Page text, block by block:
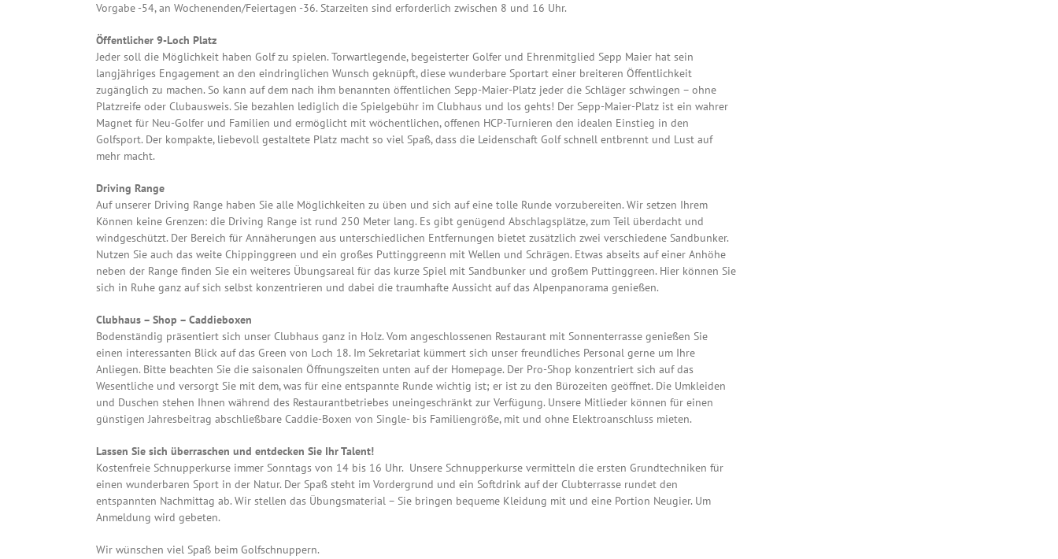
Vorgabe -54, an Wochenenden/Feiertagen -36. Starzeiten sind erforderlich zwischen 8 und 16 Uhr.
Öffentlicher 9-Loch Platz
Jeder soll die Möglichkeit haben Golf zu spielen. Torwartlegende, begeisterter Golfer und Ehrenmitglied Sepp Maier hat sein
langjähriges Engagement an den eindringlichen Wunsch geknüpft, diese wunderbare Sportart einer breiteren Öffentlichkeit
zugänglich zu machen. So kann auf dem nach ihm benannten öffentlichen Sepp-Maier-Platz jeder die Schläger schwingen – ohne
Platzreife oder Clubausweis. Sie bezahlen lediglich die Spielgebühr im Clubhaus und los gehts! Der Sepp-Maier-Platz ist ein wahrer
Magnet für Neu-Golfer und Familien und ermöglicht mit wöchentlichen, offenen HCP-Turnieren den idealen Einstieg in den
Golfsport. Der kompakte, liebevoll gestaltete Platz macht so viel Spaß, dass die Leidenschaft Golf schnell entbrennt und Lust auf
mehr macht.
Driving Range
Auf unserer Driving Range haben Sie alle Möglichkeiten zu üben und sich auf eine tolle Runde vorzubereiten. Wir setzen Ihrem
Können keine Grenzen: die Driving Range ist rund 250 Meter lang. Es gibt genügend Abschlagsplätze, zum Teil überdacht und
windgeschützt. Der Bereich für Annäherungen aus unterschiedlichen Entfernungen bietet zusätzlich zwei verschiedene Sandbunker.
Nutzen Sie auch das weite Chippinggreen und ein großes Puttinggreenn mit Wellen und Schrägen. Etwas abseits auf einer Anhöhe
neben der Range finden Sie ein weiteres Übungsareal für das kurze Spiel mit Sandbunker und großem Puttinggreen. Hier können Sie
sich in Ruhe ganz auf sich selbst konzentrieren und dabei die traumhafte Aussicht auf das Alpenpanorama genießen.
Clubhaus – Shop – Caddieboxen
Bodenständig präsentiert sich unser Clubhaus ganz in Holz. Vom angeschlossenen Restaurant mit Sonnenterrasse genießen Sie
einen interessanten Blick auf das Green von Loch 18. Im Sekretariat kümmert sich unser freundliches Personal gerne um Ihre
Anliegen. Bitte beachten Sie die saisonalen Öffnungszeiten unten auf der Homepage. Der Pro-Shop konzentriert sich auf das
Wesentliche und versorgt Sie mit dem, was für eine entspannte Runde wichtig ist; er ist zu den Bürozeiten geöffnet. Die Umkleiden
und Duschen stehen Ihnen während des Restaurantbetriebes uneingeschränkt zur Verfügung. Unsere Mitlieder können für einen
günstigen Jahresbeitrag abschließbare Caddie-Boxen von Single- bis Familiengröße, mit und ohne Elektroanschluss mieten.
Lassen Sie sich überraschen und entdecken Sie Ihr Talent!
Kostenfreie Schnupperkurse immer Sonntags von 14 bis 16 Uhr. Unsere Schnupperkurse vermitteln die ersten Grundtechniken für
einen wunderbaren Sport in der Natur. Der Spaß steht im Vordergrund und ein Softdrink auf der Clubterrasse rundet den
entspannten Nachmittag ab. Wir stellen das Übungsmaterial – Sie bringen bequeme Kleidung mit und eine Portion Neugier. Um
Anmeldung wird gebeten.
Wir wünschen viel Spaß beim Golfschnuppern.